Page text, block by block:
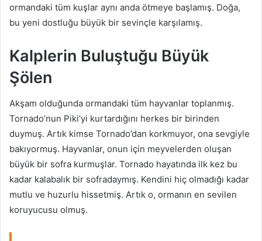
ormandaki tüm kuşlar aynı anda ötmeye başlamış. Doğa,
bu yeni dostluğu büyük bir sevinçle karşılamış.
Kalplerin Buluştuğu Büyük
Şölen
Akşam olduğunda ormandaki tüm hayvanlar toplanmış.
Tornado’nun Piki’yi kurtardığını herkes bir birinden
duymuş. Artık kimse Tornado’dan korkmuyor, ona sevgiyle
bakıyormuş. Hayvanlar, onun için meyvelerden oluşan
büyük bir sofra kurmuşlar. Tornado hayatında ilk kez bu
kadar kalabalık bir sofradaymış. Kendini hiç olmadığı kadar
mutlu ve huzurlu hissetmiş. Artık o, ormanın en sevilen
koruyucusu olmuş.